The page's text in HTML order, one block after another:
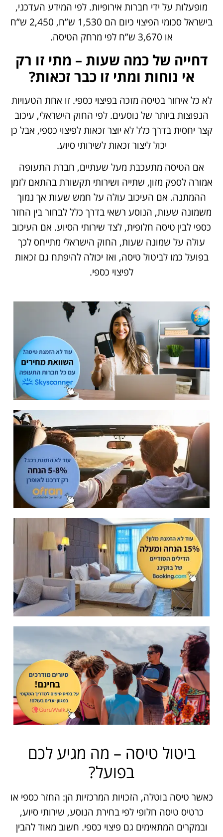
מופעלות על ידי חברות אירופיות. לפי המידע העדכני,
בישראל סכומי הפיצוי כיום הם 1,530 ש”ח, 2,450 ש”ח
או 3,670 ש”ח לפי מרחק הטיסה.
דחייה של כמה שעות – מתי זו רק
אי נוחות ומתי זו כבר זכאות?
לא כל איחור בטיסה מזכה בפיצוי כספי. זו אחת הטעויות
הנפוצות ביותר של נוסעים. לפי החוק הישראלי, עיכוב
קצר יחסית בדרך כלל לא יוצר זכאות לפיצוי כספי, אבל כן
יכול ליצור זכאות לשירותי סיוע.
אם הטיסה מתעכבת מעל שעתיים, חברת התעופה
אמורה לספק מזון, שתייה ושירותי תקשורת בהתאם לזמן
ההמתנה. אם העיכוב עולה על חמש שעות אך נמוך
משמונה שעות, הנוסע רשאי בדרך כלל לבחור בין החזר
כספי לבין טיסה חלופית, לצד שירותי הסיוע. אם העיכוב
עולה על שמונה שעות, החוק הישראלי מתייחס לכך
בפועל כמו לביטול טיסה, ואז יכולה להיפתח גם זכאות
לפיצוי כספי.
ביטול טיסה – מה מגיע לכם
בפועל?
כאשר טיסה בוטלה, הזכויות המרכזיות הן: החזר כספי או
כרטיס טיסה חלופי לפי בחירת הנוסע, שירותי סיוע,
ובמקרים המתאימים גם פיצוי כספי. חשוב מאוד להבין